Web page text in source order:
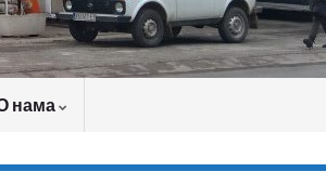
нама